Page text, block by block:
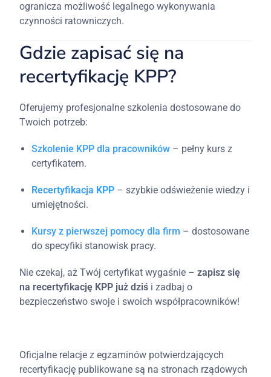
ogranicza możliwość legalnego wykonywania
czynności ratowniczych.
Gdzie zapisać się na
recertyfikację KPP?
Oferujemy profesjonalne szkolenia dostosowane do
Twoich potrzeb:
Szkolenie KPP dla pracowników – pełny kurs z
certyfikatem.
Recertyfikacja KPP – szybkie odświeżenie wiedzy i
umiejętności.
Kursy z pierwszej pomocy dla firm – dostosowane
do specyfiki stanowisk pracy.
Nie czekaj, aż Twój certyfikat wygaśnie –zapisz się
na recertyfikację KPP już dziś i zadbaj o
bezpieczeństwo swoje i swoich współpracowników!
Oficjalne relacje z egzaminów potwierdzających
recertyfikację publikowane są na stronach rządowych